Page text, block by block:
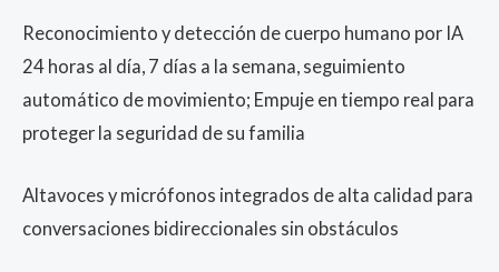
Reconocimiento y detección de cuerpo humano por IA
24 horas al día, 7 días a la semana, seguimiento
automático de movimiento; Empuje en tiempo real para
proteger la seguridad de su familia
Altavoces y micrófonos integrados de alta calidad para
conversaciones bidireccionales sin obstáculos